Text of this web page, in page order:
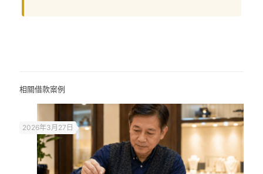
相關借款案例
2026年3月27日